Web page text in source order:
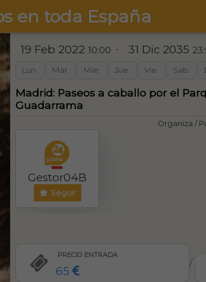
en toda España
19 Feb 2022 10:00 - 31 Dic 2035
Lun. Mar. Mie. Jue. Vie. Sab.
Madrid: Paseos a caballo por el
Guadarrama
Organiza /
Gestor04B
Seguir
PRECIO ENTRADA
65
/